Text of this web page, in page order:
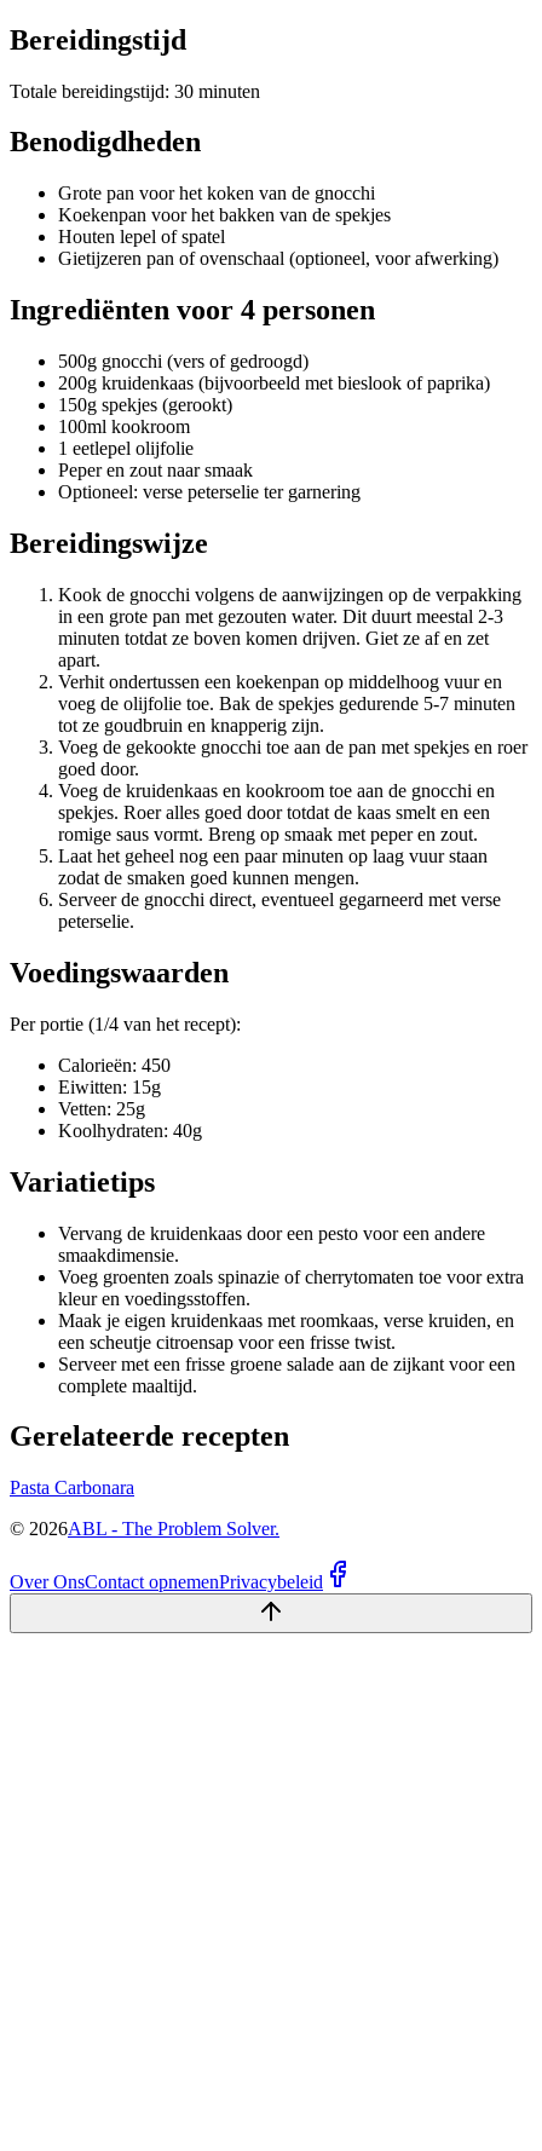
Bereidingstijd
Totale bereidingstijd: 30 minuten
Benodigdheden
Grote pan voor het koken van de gnocchi
Koekenpan voor het bakken van de spekjes
Houten lepel of spatel
Gietijzeren pan of ovenschaal (optioneel, voor afwerking)
Ingrediënten voor 4 personen
500g gnocchi (vers of gedroogd)
200g kruidenkaas (bijvoorbeeld met bieslook of paprika)
150g spekjes (gerookt)
100ml kookroom
1 eetlepel olijfolie
Peper en zout naar smaak
Optioneel: verse peterselie ter garnering
Bereidingswijze
Kook de gnocchi volgens de aanwijzingen op de verpakking
in een grote pan met gezouten water. Dit duurt meestal 2-3
minuten totdat ze boven komen drijven. Giet ze af en zet
apart.
Verhit ondertussen een koekenpan op middelhoog vuur en
voeg de olijfolie toe. Bak de spekjes gedurende 5-7 minuten
tot ze goudbruin en knapperig zijn.
Voeg de gekookte gnocchi toe aan de pan met spekjes en roer
goed door.
Voeg de kruidenkaas en kookroom toe aan de gnocchi en
spekjes. Roer alles goed door totdat de kaas smelt en een
romige saus vormt. Breng op smaak met peper en zout.
Laat het geheel nog een paar minuten op laag vuur staan
zodat de smaken goed kunnen mengen.
Serveer de gnocchi direct, eventueel gegarneerd met verse
peterselie.
Voedingswaarden
Per portie (1/4 van het recept):
Calorieën: 450
Eiwitten: 15g
Vetten: 25g
Koolhydraten: 40g
Variatietips
Vervang de kruidenkaas door een pesto voor een andere
smaakdimensie.
Voeg groenten zoals spinazie of cherrytomaten toe voor extra
kleur en voedingsstoffen.
Maak je eigen kruidenkaas met roomkaas, verse kruiden, en
een scheutje citroensap voor een frisse twist.
Serveer met een frisse groene salade aan de zijkant voor een
complete maaltijd.
Gerelateerde recepten
Pasta Carbonara
© 2026ABL - The Problem Solver.
Over OnsContact opnemenPrivacybeleid